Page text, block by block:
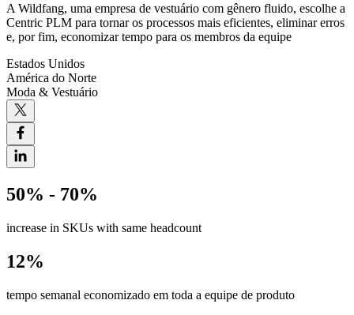
A Wildfang, uma empresa de vestuário com gênero fluido, escolhe a
Centric PLM para tornar os processos mais eficientes, eliminar erros
e, por fim, economizar tempo para os membros da equipe
Estados Unidos
América do Norte
Moda & Vestuário
50% - 70%
increase in SKUs with same headcount
12%
tempo semanal economizado em toda a equipe de produto